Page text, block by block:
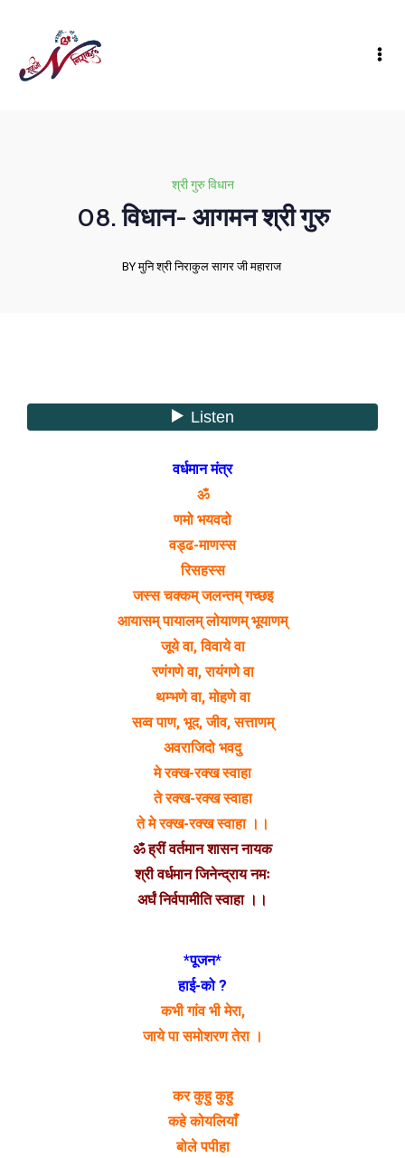
श्री गुरु विधान
08. विधान- आगमन श्री गुरु
BY मुनि श्री निराकुल सागर जी महाराज
वर्धमान मंत्र
ॐ
णमो भयवदो
वड्ढ-माणस्स
रिसहस्स
जस्स चक्कम् जलन्तम् गच्छइ
आयासम् पायालम् लोयाणम् भूयाणम्
जूये वा, विवाये वा
रणंगणे वा, रायंगणे वा
थम्भणे वा, मोहणे वा
सव्व पाण, भूद, जीव, सत्ताणम्
अवराजिदो भवदु
मे रक्ख-रक्ख स्वाहा
ते रक्ख-रक्ख स्वाहा
ते मे रक्ख-रक्ख स्वाहा ।।
ॐ ह्रीं वर्तमान शासन नायक
श्री वर्धमान जिनेन्द्राय नमः
अर्घं निर्वपामीति स्वाहा ।।
*पूजन*
हाई-को ?
कभी गांव भी मेरा,
जाये पा समोशरण तेरा ।
कर कुहु कुहु
कहे कोयलियाँ
बोले पपीहा